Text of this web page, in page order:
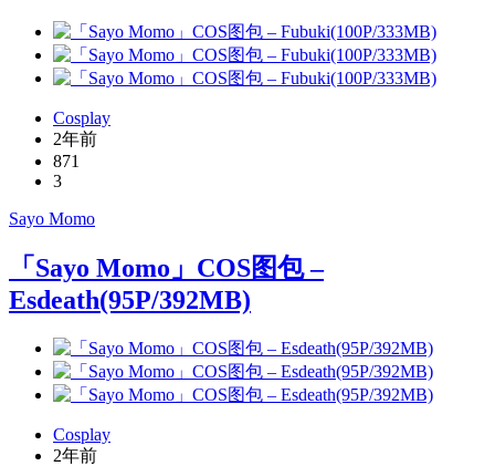
Cosplay
2年前
871
3
Sayo Momo
「Sayo Momo」COS图包 –
Esdeath(95P/392MB)
Cosplay
2年前